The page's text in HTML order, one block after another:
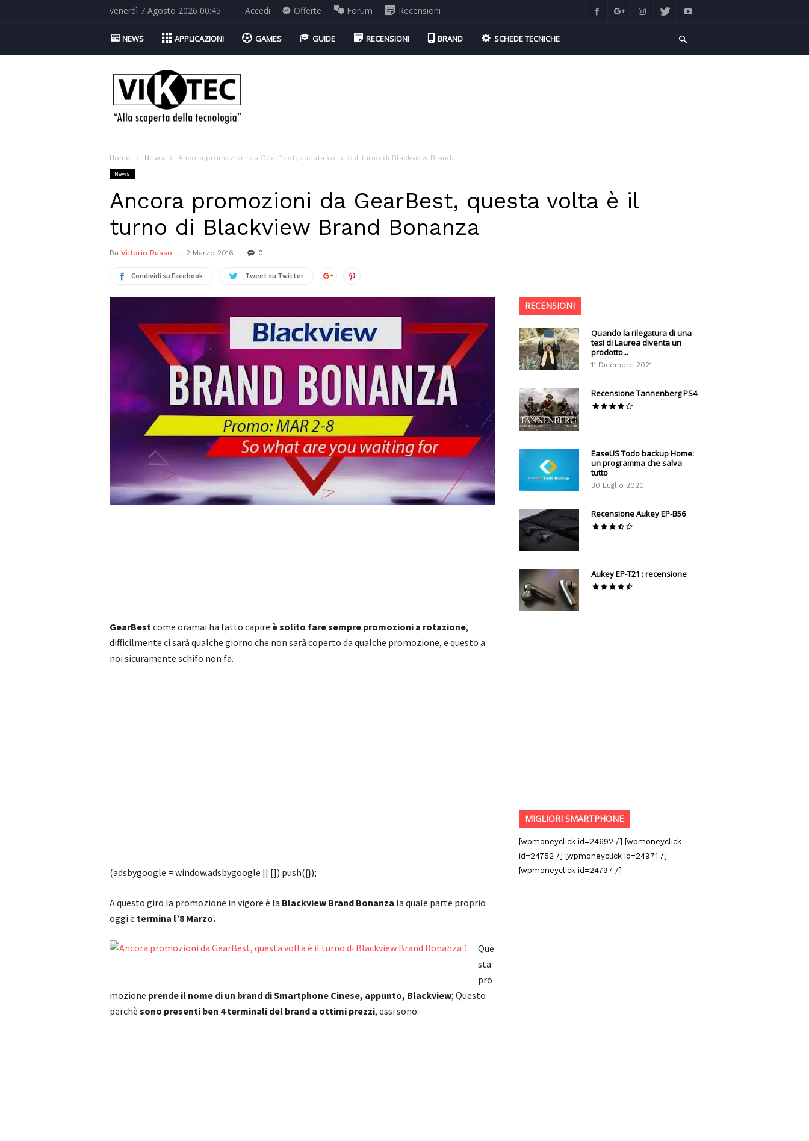
venerdì 7 Agosto 2026 00:45 Accedi Offerte Forum Recensioni
NEWS APPLICAZIONI GAMES GUIDE RECENSIONI BRAND SCHEDE TECNICHE
Viktec.net
Home News Ancora promozioni da GearBest, questa volta è il turno di Blackview Brand...
News
Ancora promozioni da GearBest, questa volta è il
turno di Blackview Brand Bonanza
Da Vittorio Russo 2 Marzo 2016 0
Condividi su Facebook Tweet su Twitter
GearBestcome oramai ha fatto capire è solito fare sempre promozioni a rotazione,
difficilmente ci sarà qualche giorno che non sarà coperto da qualche promozione, e questo a
noi sicuramente schifo non fa.
(adsbygoogle = window.adsbygoogle || []).push({});
A questo giro la promozione in vigore è la Blackview Brand Bonanza la quale parte proprio
oggi e termina l’8 Marzo.
Que
sta
pro
mozione prende il nome di un brand di Smartphone Cinese, appunto, Blackview; Questo
perchè sono presenti ben 4 terminali del brand a ottimi prezzi, essi sono:
RECENSIONI
Quando la rilegatura di una
tesi di Laurea diventa un
prodotto...
11 Dicembre 2021
Recensione Tannenberg PS4
EaseUS Todo backup Home:
un programma che salva
tutto
30 Luglio 2020
Recensione Aukey EP-B56
Aukey EP-T21 : recensione
MIGLIORI SMARTPHONE
[wpmoneyclick id=24692 /] [wpmoneyclick
id=24752 /] [wpmoneyclick id=24971 /]
[wpmoneyclick id=24797 /]